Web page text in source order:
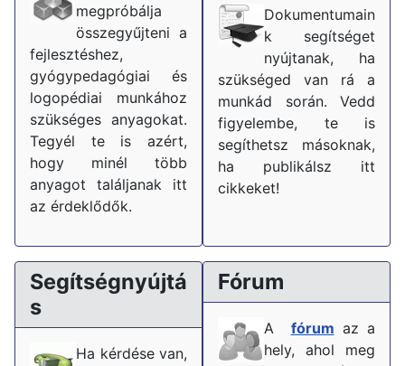
megpróbálja
összegyűjteni a
fejlesztéshez,
gyógypedagógiai és
logopédiai munkához
szükséges anyagokat.
Tegyél te is azért,
hogy minél több
anyagot találjanak itt
az érdeklődők.
Dokumentumain
k segítséget
nyújtanak, ha
szükséged van rá a
munkád során. Vedd
figyelembe, te is
segíthetsz másoknak,
ha publikálsz itt
cikkeket!
Segítségnyújtá
s
Ha kérdése van,
Fórum
A fórum az a
hely, ahol meg